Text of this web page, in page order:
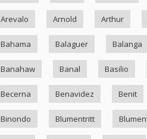
Arevalo Arnold Arthur
Bahama Balaguer Balanga
Banahaw Banal Basilio
Becerna Benavidez Benit
Binondo Blumentritt